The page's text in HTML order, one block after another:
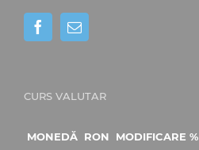
CURS VALUTAR
MONEDĂ RON
MODIFICARE %